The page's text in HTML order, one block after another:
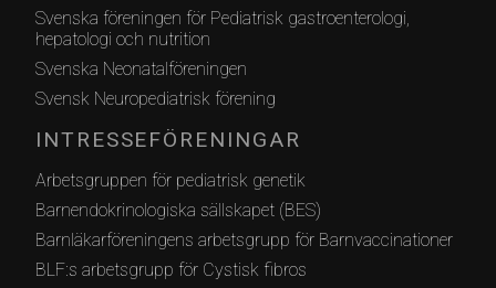
Svenska föreningen för Pediatrisk gastroenterologi,
hepatologi och nutrition
Svenska Neonatalföreningen
Svensk Neuropediatrisk förening
INTRESSEFÖRENINGAR
Arbetsgruppen för pediatrisk genetik
Barnendokrinologiska sällskapet (BES)
Barnläkarföreningens arbetsgrupp för Barnvaccinationer
BLF:s arbetsgrupp för Cystisk fibros